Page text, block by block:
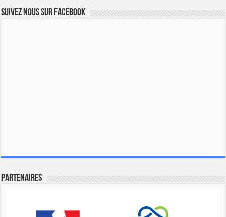
Suivez nous sur Facebook
Partenaires